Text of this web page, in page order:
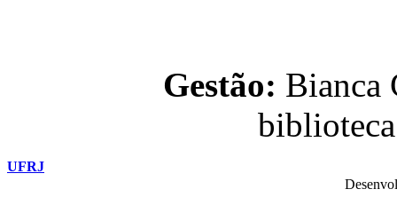
Gestão: Bianca
UFRJ